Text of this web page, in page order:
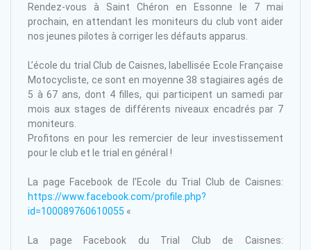
Rendez-vous à Saint Chéron en Essonne le 7 mai
prochain, en attendant les moniteurs du club vont aider
nos jeunes pilotes à corriger les défauts apparus.
L’école du trial Club de Caisnes, labellisée Ecole Française
Motocycliste, ce sont en moyenne 38 stagiaires agés de
5 à 67 ans, dont 4 filles, qui participent un samedi par
mois aux stages de différents niveaux encadrés par 7
moniteurs.
Profitons en pour les remercier de leur investissement
pour le club et le trial en général !
La page Facebook de l’Ecole du Trial Club de Caisnes:
https://www.facebook.com/profile.php?
id=100089760610055 «
La page Facebook du Trial Club de Caisnes: